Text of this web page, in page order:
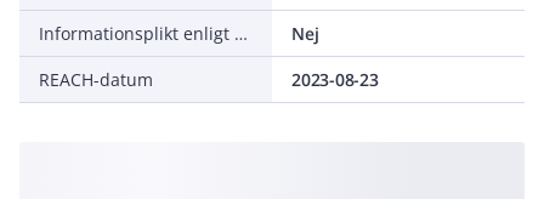
Informationsplikt enligt REACH
Nej
REACH-datum
2023-08-23